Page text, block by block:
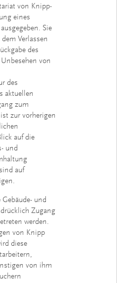
von Knipp-
eines
Sie
Verlassen
des
von
des
aktuellen
zum
zur vorherigen
auf die
und
auf
und
Zugang
werden.
von Knipp
diese
von ihm